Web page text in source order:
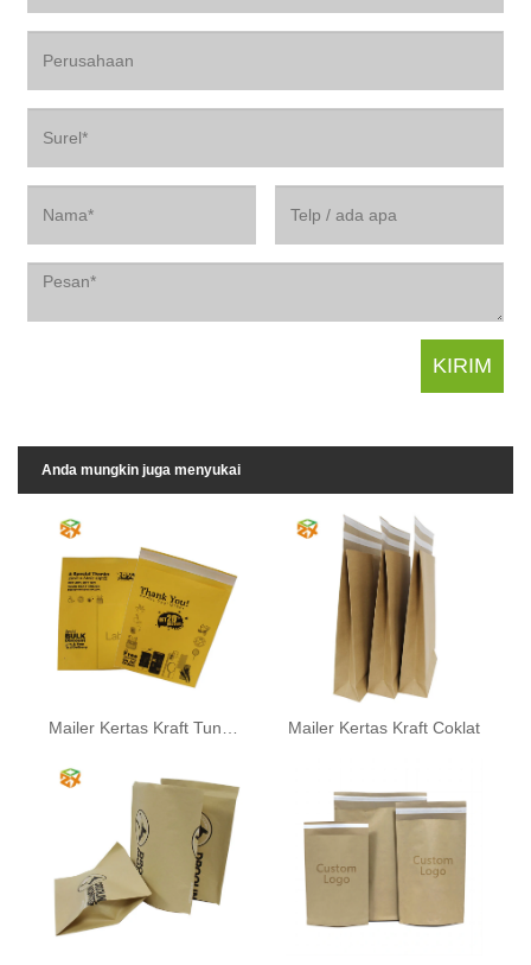
Anda mungkin juga menyukai
Mailer Kertas Kraft Coklat